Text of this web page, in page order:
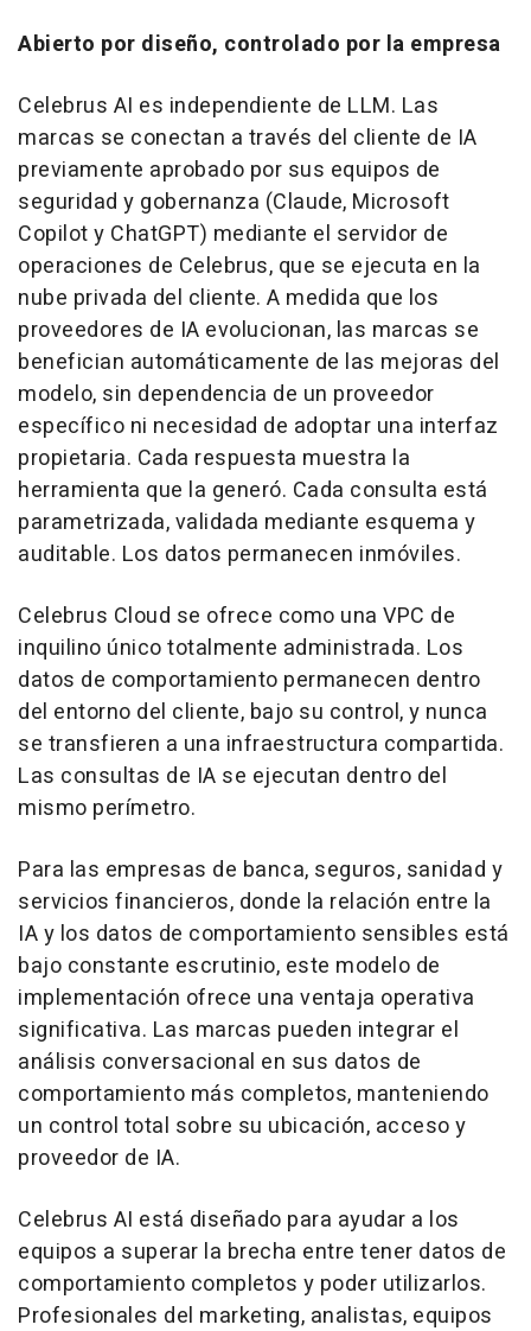
Abierto por diseño, controlado por la empresa
Celebrus AI es independiente de LLM. Las
marcas se conectan a través del cliente de IA
previamente aprobado por sus equipos de
seguridad y gobernanza (Claude, Microsoft
Copilot y ChatGPT) mediante el servidor de
operaciones de Celebrus, que se ejecuta en la
nube privada del cliente. A medida que los
proveedores de IA evolucionan, las marcas se
benefician automáticamente de las mejoras del
modelo, sin dependencia de un proveedor
específico ni necesidad de adoptar una interfaz
propietaria. Cada respuesta muestra la
herramienta que la generó. Cada consulta está
parametrizada, validada mediante esquema y
auditable. Los datos permanecen inmóviles.
Celebrus Cloud se ofrece como una VPC de
inquilino único totalmente administrada. Los
datos de comportamiento permanecen dentro
del entorno del cliente, bajo su control, y nunca
se transfieren a una infraestructura compartida.
Las consultas de IA se ejecutan dentro del
mismo perímetro.
Para las empresas de banca, seguros, sanidad y
servicios financieros, donde la relación entre la
IA y los datos de comportamiento sensibles está
bajo constante escrutinio, este modelo de
implementación ofrece una ventaja operativa
significativa. Las marcas pueden integrar el
análisis conversacional en sus datos de
comportamiento más completos, manteniendo
un control total sobre su ubicación, acceso y
proveedor de IA.
Celebrus AI está diseñado para ayudar a los
equipos a superar la brecha entre tener datos de
comportamiento completos y poder utilizarlos.
Profesionales del marketing, analistas, equipos